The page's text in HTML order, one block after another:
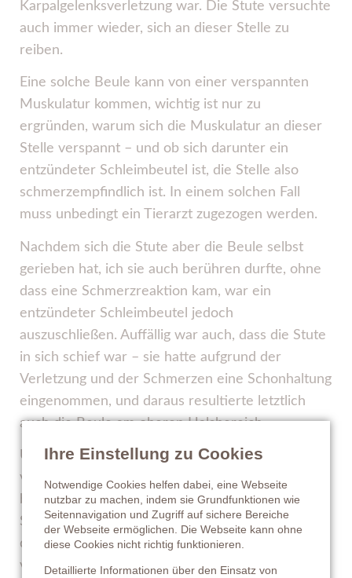
Karpalgelenksverletzung war. Die Stute versuchte
auch immer wieder, sich an dieser Stelle zu
reiben.
Eine solche Beule kann von einer verspannten
Muskulatur kommen, wichtig ist nur zu
ergründen, warum sich die Muskulatur an dieser
Stelle verspannt – und ob sich darunter ein
entzündeter Schleimbeutel ist, die Stelle also
schmerzempfindlich ist. In einem solchen Fall
muss unbedingt ein Tierarzt zugezogen werden.
Nachdem sich die Stute aber die Beule selbst
gerieben hat, ich sie auch berühren durfte, ohne
dass eine Schmerzreaktion kam, war ein
entzündeter Schleimbeutel jedoch
auszuschließen. Auffällig war auch, dass die Stute
in sich schief war – sie hatte aufgrund der
Verletzung und der Schmerzen eine Schonhaltung
eingenommen, und daraus resultierte letztlich
auch die Beule am oberen Halsbereich.
Um es stark vereinfacht zu erklären: Stellt Euch
vor, Eure Arme wären die Vorderbeine und stützt
beide mal am Tisch auf. Jetzt geht Ihr in eine
Schonhaltung, d.h. ihr belastet nur einen Arm, mit
dem Ihr das ganze Gewicht trägt. Automatisch
verschiebt Ihr Euren Oberkörper zu Seite des
Ihre Einstellung zu Cookies
Notwendige Cookies helfen dabei, eine Webseite
nutzbar zu machen, indem sie Grundfunktionen wie
Seitennavigation und Zugriff auf sichere Bereiche
der Webseite ermöglichen. Die Webseite kann ohne
diese Cookies nicht richtig funktionieren.
Detaillierte Informationen über den Einsatz von